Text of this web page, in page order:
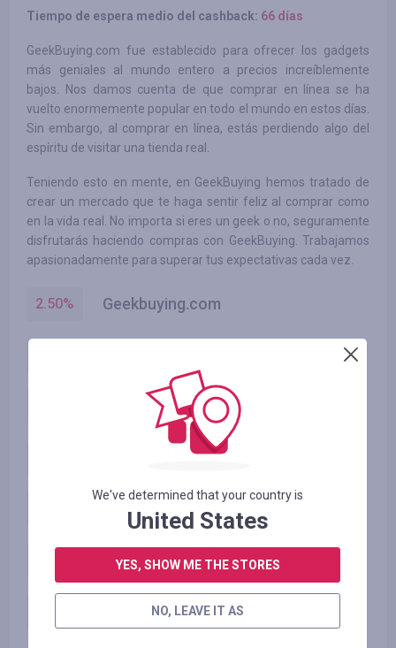
Tiempo de espera medio del cashback: 66 días
GeekBuying.com fue establecido para ofrecer los gadgets
más geniales al mundo entero a precios increíblemente
bajos. Nos damos cuenta de que comprar en línea se ha
vuelto enormemente popular en todo el mundo en estos días.
Sin embargo, al comprar en línea, estás perdiendo algo del
espíritu de visitar una tienda real.
Teniendo esto en mente, en GeekBuying hemos tratado de
crear un mercado que te haga sentir feliz al comprar como
en la vida real. No importa si eres un geek o no, seguramente
disfrutarás haciendo compras con GeekBuying. Trabajamos
apasionadamente para superar tus expectativas cada vez.
2.50% Geekbuying.com
Geekbuying.com
Geekbuying.com
Categoría 3
Categoría 2
Categoría 1
We've determined that your country is
United States
YES, SHOW ME THE STORES
NO, LEAVE IT AS